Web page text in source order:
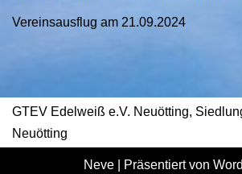
Vereinsausflug am 21.09.2024
GTEV Edelweiß e.V. Neuötting,
Neuötting
Neve | Präsentiert von